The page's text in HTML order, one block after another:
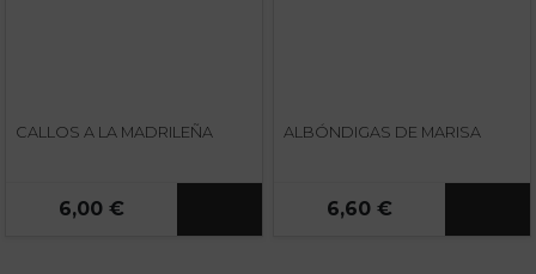
CALLOS A LA MADRILEÑA
6,00 €
ALBÓNDIGAS DE MARISA
6,60 €